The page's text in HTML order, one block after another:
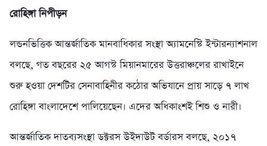
রোহিঙ্গা নিপীড়ন
লন্ডনভিত্তিক আন্তর্জাতিক মানবাধিকার সংস্থা অ্যামনেস্টি ইন্টারন্যাশনাল
বলছে, গত বছরের ২৫ আগস্ট মিয়ানমারের উত্তরাঞ্চলের রাখাইনে
শুরু হওয়া দেশটির সেনাবাহিনীর কঠোর অভিযানে প্রায় সাড়ে ৭ লাখ
রোহিঙ্গা বাংলাদেশে পালিয়েছেন। এদের অধিকাংশই শিশু ও নারী।
আন্তর্জাতিক দাতব্যসংস্থা ডক্টরস উইদাউট বর্ডারস বলছে, ২০১৭